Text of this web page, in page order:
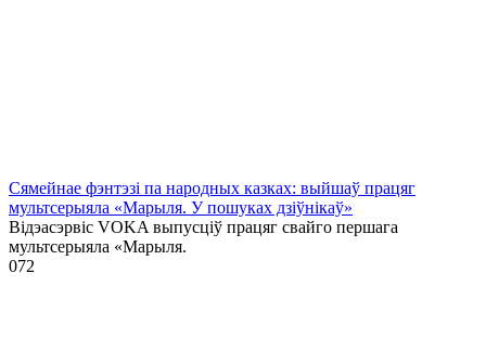
Сямейнае фэнтэзі па народных казках: выйшаў працяг
мультсерыяла «Марыля. У пошуках дзіўнікаў»
Відэасэрвіс VOKA выпусціў працяг свайго першага
мультсерыяла «Марыля.
072